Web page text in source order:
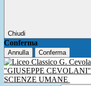
Chiudi
Conferma
Annulla Conferma
"GIUSEPPE CEVOLANI"
SCIENZE UMANE